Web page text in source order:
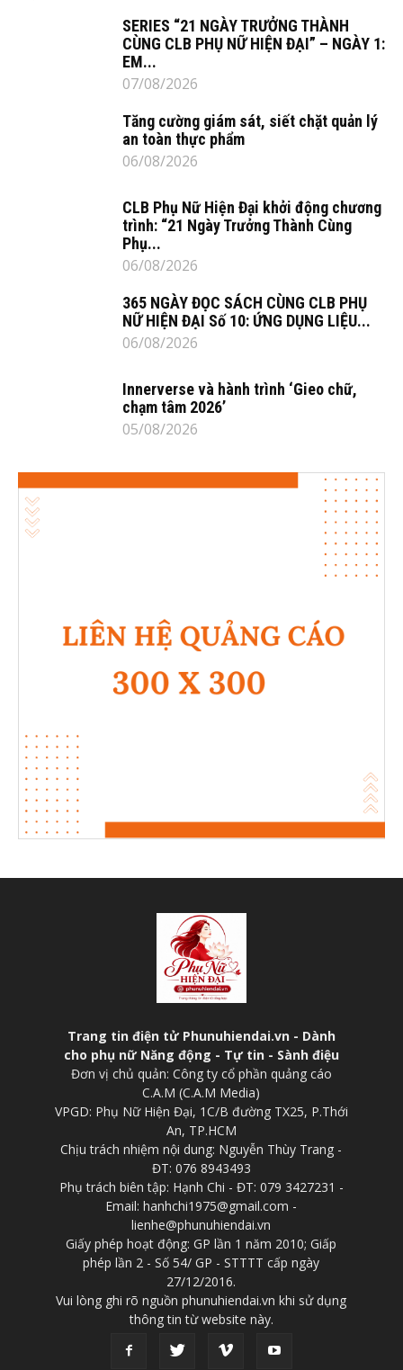
SERIES “21 NGÀY TRƯỞNG THÀNH
CÙNG CLB PHỤ NỮ HIỆN ĐẠI” – NGÀY 1:
EM...
07/08/2026
Tăng cường giám sát, siết chặt quản lý
an toàn thực phẩm
06/08/2026
CLB Phụ Nữ Hiện Đại khởi động chương
trình: “21 Ngày Trưởng Thành Cùng
Phụ...
06/08/2026
365 NGÀY ĐỌC SÁCH CÙNG CLB PHỤ
NỮ HIỆN ĐẠI Số 10: ỨNG DỤNG LIỆU...
06/08/2026
Innerverse và hành trình ‘Gieo chữ,
chạm tâm 2026’
05/08/2026
Trang tin điện tử Phunuhiendai.vn - Dành
cho phụ nữ Năng động - Tự tin - Sành điệu
Đơn vị chủ quản: Công ty cổ phần quảng cáo
C.A.M (C.A.M Media)
VPGD: Phụ Nữ Hiện Đại, 1C/B đường TX25, P.Thới
An, TP.HCM
Chịu trách nhiệm nội dung: Nguyễn Thùy Trang -
ĐT: 076 8943493
Phụ trách biên tập: Hạnh Chi - ĐT: 079 3427231 -
Email: hanhchi1975@gmail.com -
lienhe@phunuhiendai.vn
Giấy phép hoạt động: GP lần 1 năm 2010; Giấp
phép lần 2 - Số 54/ GP - STTTT cấp ngày
27/12/2016.
Vui lòng ghi rõ nguồn phunuhiendai.vn khi sử dụng
thông tin từ website này.